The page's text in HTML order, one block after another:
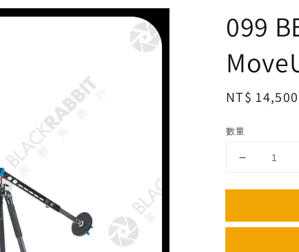
099
Regular
NT$ 14,500
數量